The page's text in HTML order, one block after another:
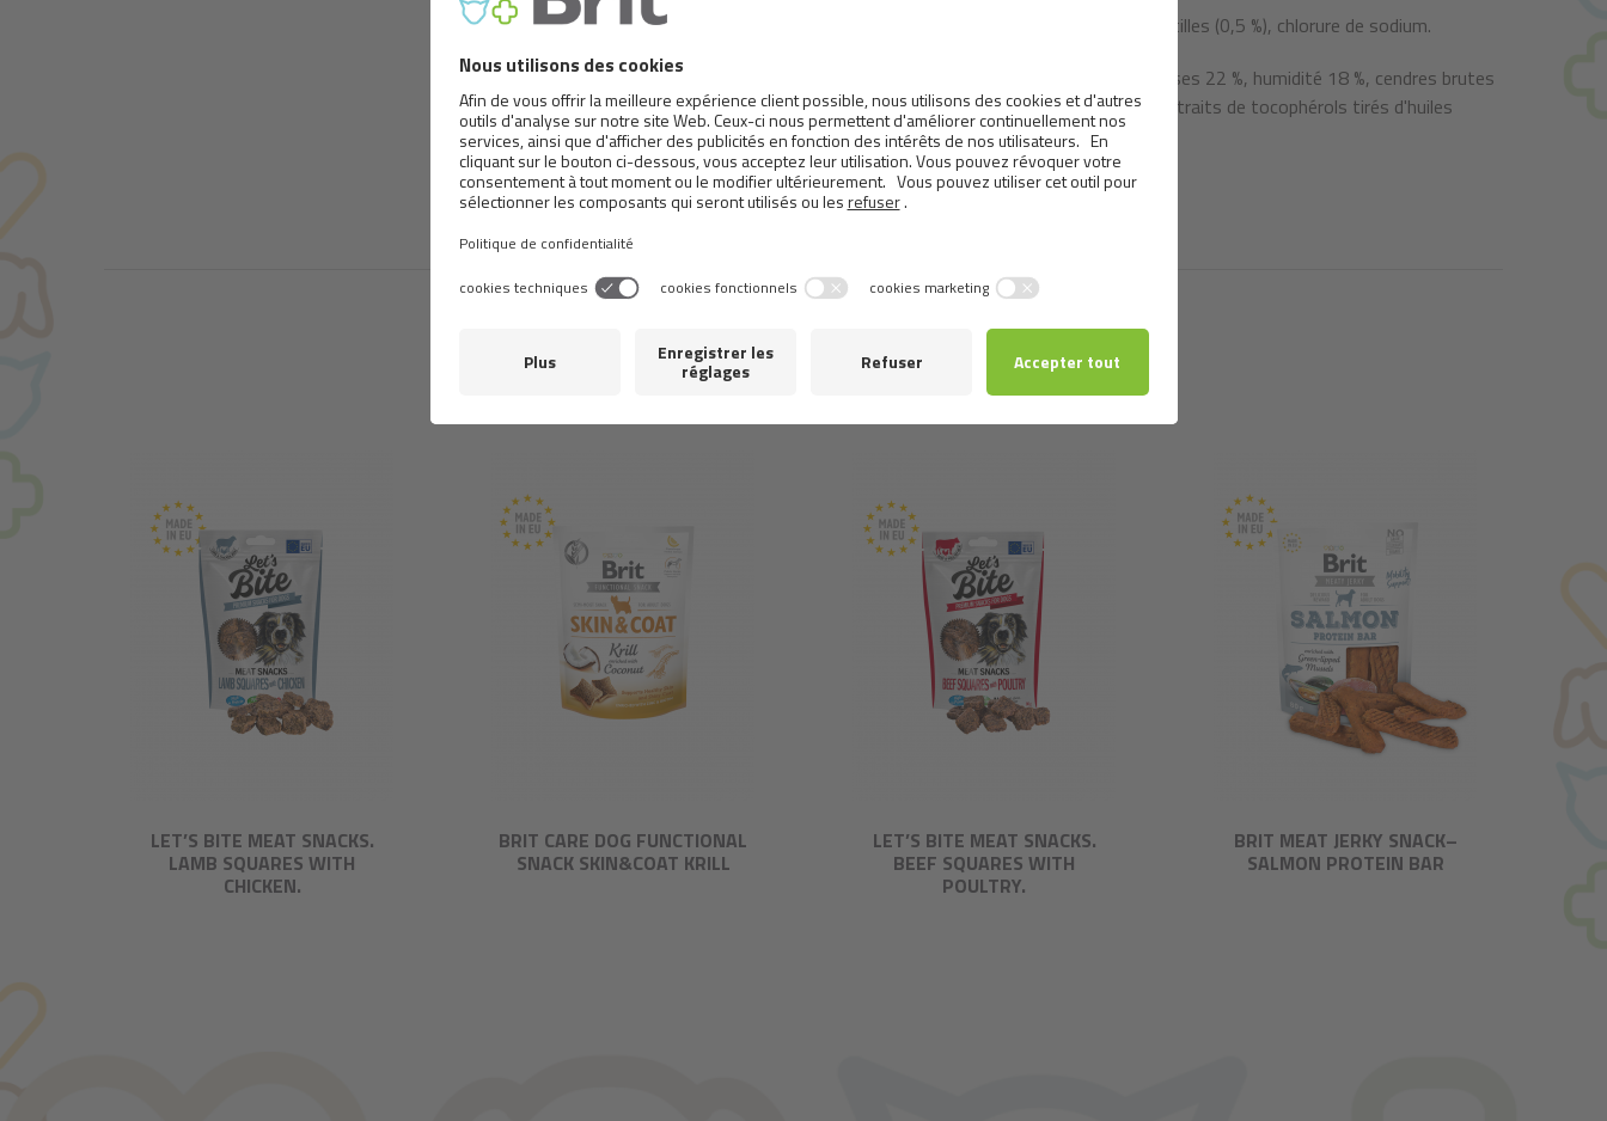
poulet (59 %), lapin (26 %), glycérine d'origine végétale, lignocellulose, myrtilles (0,5 %), chlorure de sodium.
Composants analytiques:
protéine brute 33 %, teneur en matières grasses 22 %, humidité 18 %, cendres brutes
5,5 %, cellulose brute 2 %. Antioxydants naturels : extrait de romarin et extraits de tocophérols tirés d'huiles
végétales (1b306(i)).
Metabolizable energy:3,950 kcal/kg.
Produits similaires
LET’S BITE MEAT SNACKS.
LAMB SQUARES WITH
CHICKEN.
BRIT CARE DOG FUNCTIONAL
SNACK SKIN&COAT KRILL
LET’S BITE MEAT SNACKS.
BEEF SQUARES WITH
POULTRY.
BRIT MEAT JERKY SNACK–
SALMON PROTEIN BAR